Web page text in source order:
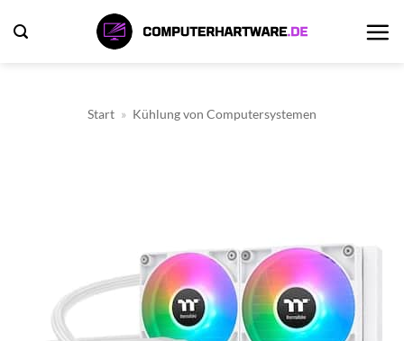
Inhalt
Start » Kühlung von Computersystemen